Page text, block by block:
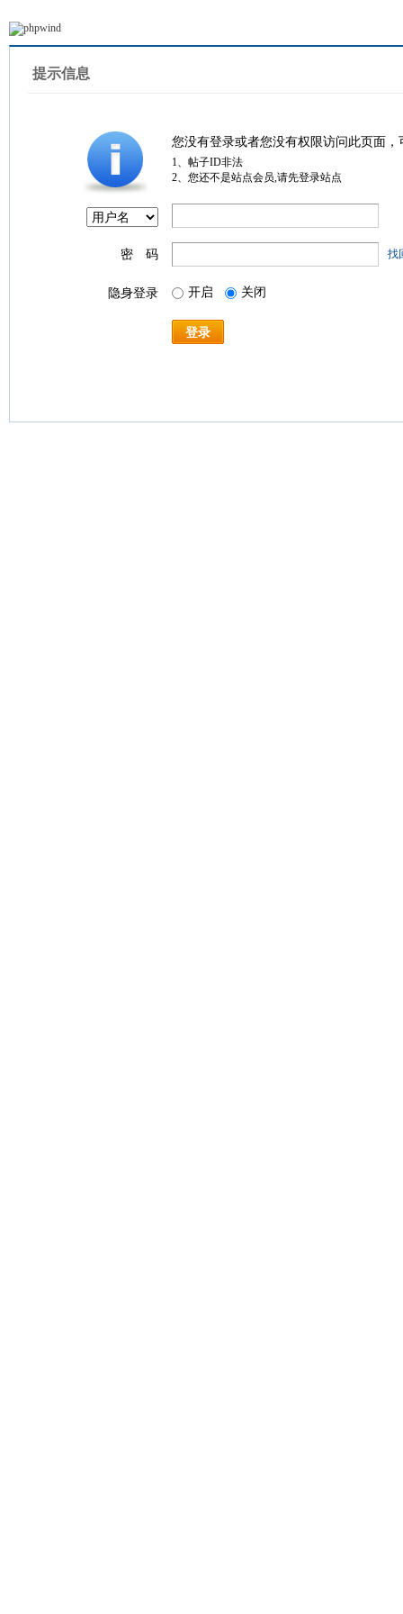
提示信息
您没有登录或者您没有权限访问此页面
1、帖子ID非法
2、您还不是站点会员,请先登录站点
密 码 找
隐身登录 开启 关闭
登录